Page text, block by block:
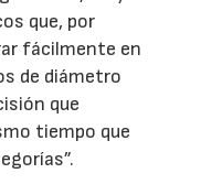
que, por
fácilmente en
de diámetro
que
tiempo que